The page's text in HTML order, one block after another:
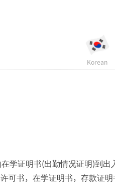
Korean
证明书(出勤情况证明)到
书，在学证明书，存款证